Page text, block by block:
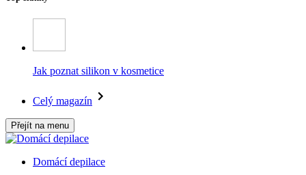
Jak poznat silikon v kosmetice
Celý magazín
Přejít na menu
Domácí depilace